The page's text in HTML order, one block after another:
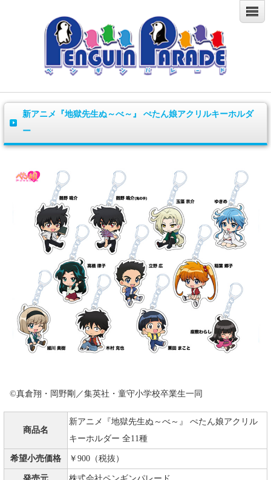
新アニメ『地獄先生ぬ～べ～』 ぺたん娘アクリルキーホルダ
ー
©真倉翔・岡野剛／集英社・童守小学校卒業生一同
商品名
新アニメ『地獄先生ぬ～べ～』 ぺたん娘アクリル
キーホルダー 全11種
希望小売価格 ￥900（税抜）